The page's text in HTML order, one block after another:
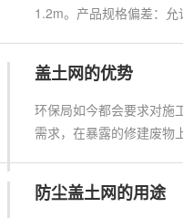
1.2m。产品规格偏差：允
盖土网的优势
环保局如今都会要求对施
需求，在暴露的修建废物
防尘盖土网的用途